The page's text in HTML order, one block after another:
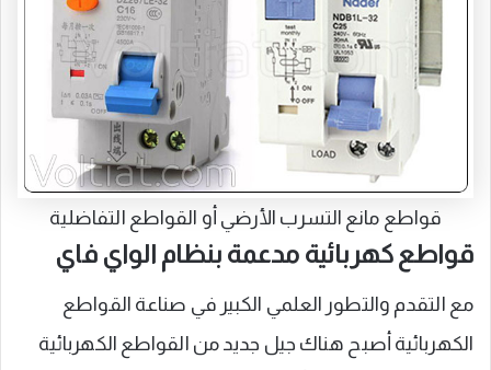
قواطع مانع التسرب الأرضي أو القواطع التفاضلية
قواطع كهربائية مدعمة بنظام الواي فاي
مع التقدم والتطور العلمي الكبير في صناعة القواطع
الكهربائية أصبح هناك جيل جديد من القواطع الكهربائية